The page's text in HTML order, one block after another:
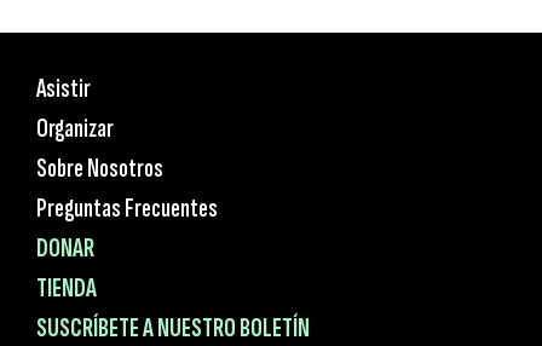
Asistir
Organizar
Sobre Nosotros
Preguntas Frecuentes
DONAR
TIENDA
SUSCRÍBETE A NUESTRO BOLETÍN